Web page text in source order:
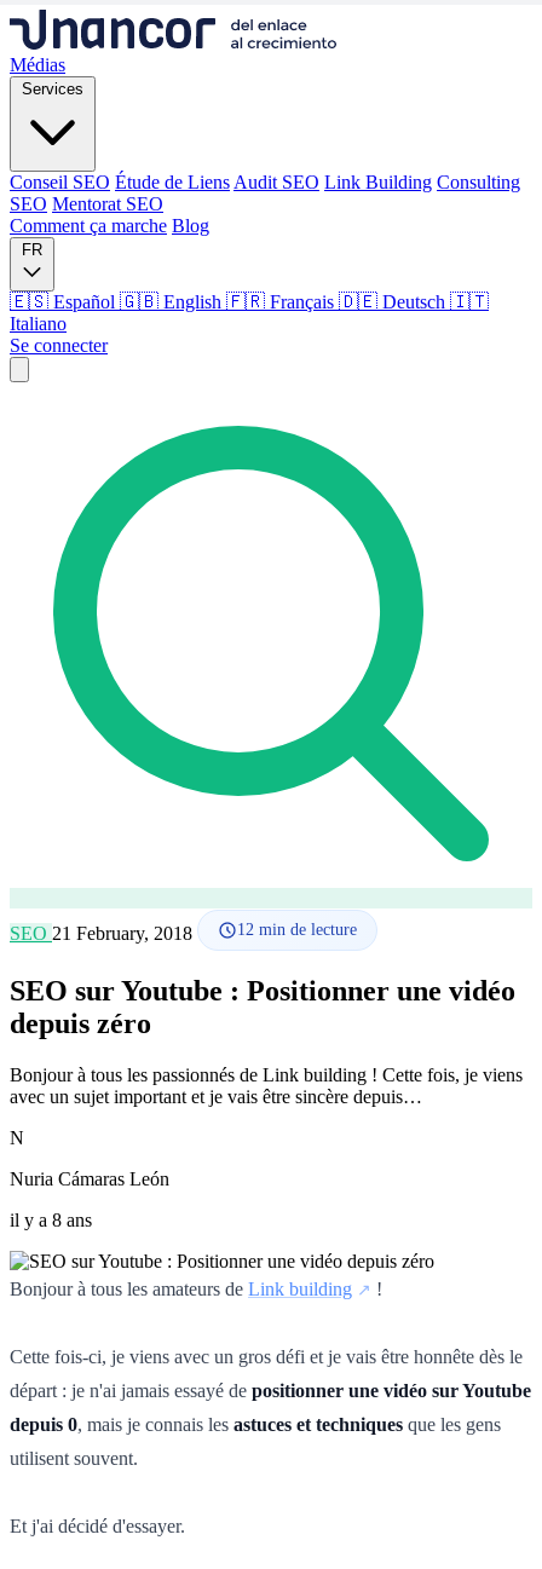
Médias
Services
Conseil SEO Étude de Liens Audit SEO Link Building Consulting
SEO Mentorat SEO
Comment ça marche Blog
FR
🇪🇸 Español 🇬🇧 English 🇫🇷 Français 🇩🇪 Deutsch 🇮🇹
Italiano
Se connecter
Conseil SEO Étude de Liens Link Building
Mentorat SEO
Comment ça marche
Langue
🇪🇸 ES
🇬🇧 EN
Se connecter
SEO 21 February, 2018 12 min de lecture
SEO sur Youtube : Positionner une vidéo
depuis zéro
Bonjour à tous les passionnés de Link building ! Cette fois, je viens
avec un sujet important et je vais être sincère depuis…
N
Nuria Cámaras León
il y a 8 ans
Bonjour à tous les amateurs de Link building !
Cette fois-ci, je viens avec un gros défi et je vais être honnête dès le
départ : je n'ai jamais essayé de positionner une vidéo sur Youtube
depuis 0, mais je connais les astuces et techniques que les gens
utilisent souvent.
Et j'ai décidé d'essayer.